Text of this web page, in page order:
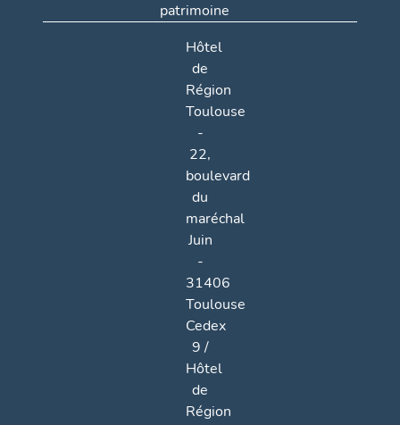
patrimoine
Hôtel
de
Région
Toulouse
-
22,
boulevard
du
maréchal
Juin
-
31406
Toulouse
Cedex
9 /
Hôtel
de
Région